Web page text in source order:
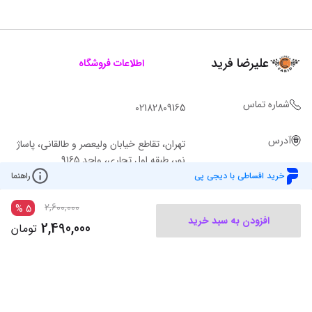
خرید اقساطی با دیجی پی راهنما
افزودن به سبد خرید
2,600,000
5
%
2,490,000 تومان
علیرضا فرید اطلاعات فروشگاه
شماره تماس 02182809165
آدرس
تهران، تقاطع خیابان ولیعصر و طالقانی، پاساژ
نور، طبقه اول تجاری، واحد 9165